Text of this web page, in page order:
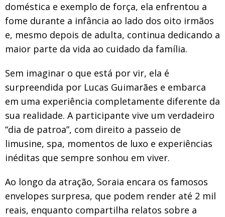
doméstica e exemplo de força, ela enfrentou a
fome durante a infância ao lado dos oito irmãos
e, mesmo depois de adulta, continua dedicando a
maior parte da vida ao cuidado da família.
Sem imaginar o que está por vir, ela é
surpreendida por Lucas Guimarães e embarca
em uma experiência completamente diferente da
sua realidade. A participante vive um verdadeiro
“dia de patroa”, com direito a passeio de
limusine, spa, momentos de luxo e experiências
inéditas que sempre sonhou em viver.
Ao longo da atração, Soraia encara os famosos
envelopes surpresa, que podem render até 2 mil
reais, enquanto compartilha relatos sobre a